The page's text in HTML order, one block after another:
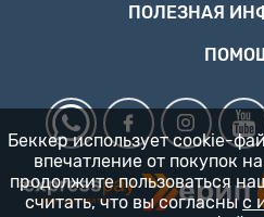
ПОЛЕЗНАЯ
Беккер использует cookie-
впечатление от покупок
продолжите пользоваться
считать, что вы согласны с